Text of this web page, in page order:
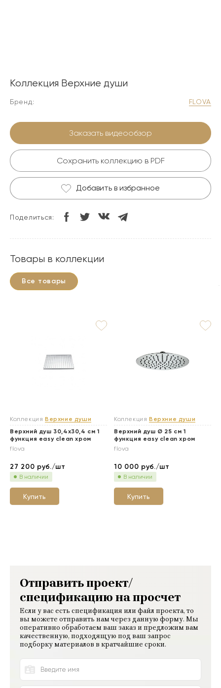
Коллекция Верхние души
Бренд: FLOVA
Заказать видеообзор
Сохранить коллекцию в PDF
Добавить в избранное
Поделиться:
Товары в коллекции
Все товары
Коллекция Верхние души
Верхний душ 30,4х30,4 см 1
функция easy clean хром
flova
27 200 руб./шт
В наличии
Купить
Коллекция Верхние души
Верхний душ Ø 25 см 1
функция easy clean хром
flova
10 000 руб./шт
В наличии
Купить
Отправить проект/
спецификацию на просчет
Если у вас есть спецификация или файл проекта, то
вы можете отправить нам через данную форму. Мы
оперативно обработаем ваш заказ и предложим вам
качественную, подходящую под ваш запрос
подборку материалов в кратчайшие сроки.